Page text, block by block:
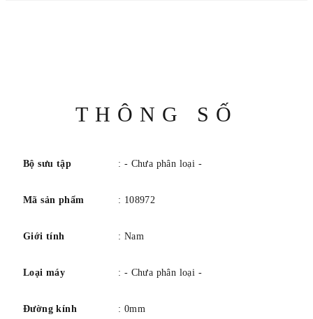
THÔNG SỐ
Bộ sưu tập : - Chưa phân loại -
Mã sản phẩm : 108972
Giới tính : Nam
Loại máy : - Chưa phân loại -
Đường kính : 0mm